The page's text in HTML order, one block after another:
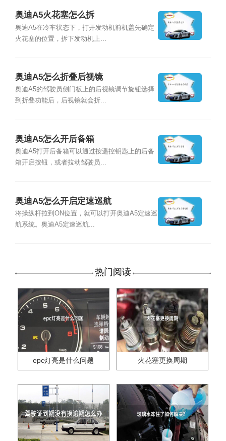
奥迪A5火花塞怎么拆
奥迪A5在冷车状态下，打开发动机前机盖先确定
火花塞的位置，拆下发动机上...
奥迪A5怎么折叠后视镜
奥迪A5的驾驶员侧门板上的后视镜调节旋钮选择
到折叠功能后，后视镜就会折...
奥迪A5怎么开后备箱
奥迪A5打开后备箱可以通过按遥控钥匙上的后备
箱开启按钮，或者拉动驾驶员...
奥迪A5怎么开启定速巡航
将操纵杆拉到ON位置，就可以打开奥迪A5定速巡
航系统。奥迪A5定速巡航...
热门阅读
epc灯亮是什么问题 火花塞更换周期